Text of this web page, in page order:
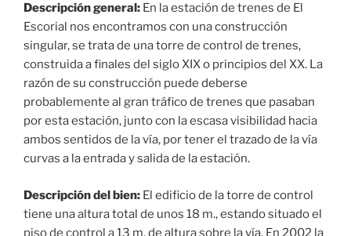
Descripción general: En la estación de trenes de El
Escorial nos encontramos con una construcción
singular, se trata de una torre de control de trenes,
construida a finales del siglo XIX o principios del XX. La
razón de su construcción puede deberse
probablemente al gran tráfico de trenes que pasaban
por esta estación, junto con la escasa visibilidad hacia
ambos sentidos de la vía, por tener el trazado de la vía
curvas a la entrada y salida de la estación.
Descripción del bien: El edificio de la torre de control
tiene una altura total de unos 18 m., estando situado el
piso de control a 13 m. de altura sobre la vía. En 2002 la